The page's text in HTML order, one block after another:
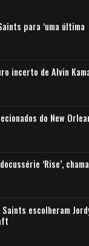
para ‘uma última
incerto de Alvin
do New
‘Rise’,
escolheram